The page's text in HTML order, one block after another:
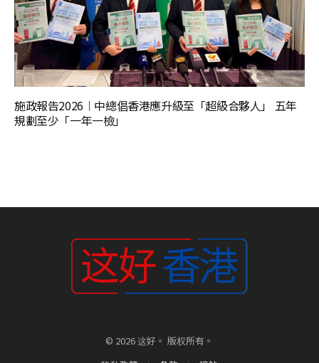
施政報告2026︱中總倡香港應升級至「超級合夥人」 五年
規劃至少「一年一檢」
© 2026 这好。 版权所有。